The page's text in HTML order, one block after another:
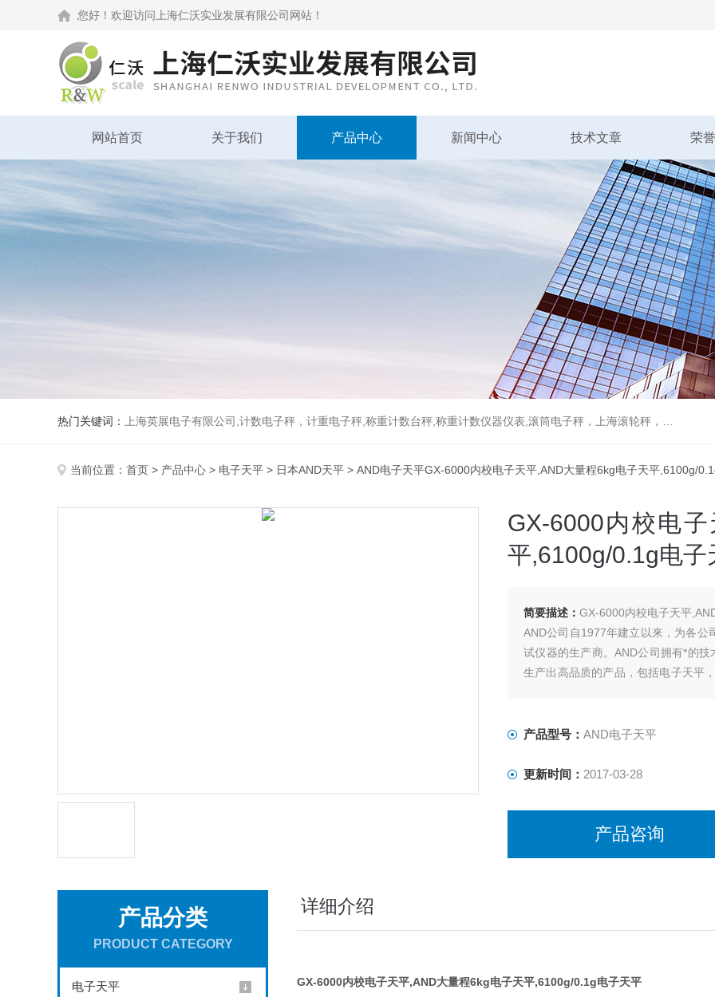
您好！欢迎访问上海仁沃实业发展有限公司网站！
网站首页 关于我们 产品中心 新闻中心 技术文章 荣
热门关键词： 上海英展电子有限公司,计数电子秤，计重电子秤,称重计数台秤,称重计数仪器仪表,滚筒电子秤，上海滚轮秤，无线打印吊秤
当前位置： 首页 > 产品中心 > 电子天平 > 日本AND天平 > AND电子天平GX-6000内校电子天平,AND大量程6kg电子天平,6100g/
GX-6000内校电
平,6100g/0.1g电子
简要描述： GX-6000内校电子天平
AND公司自1977年建立以来，为各公
试仪器的生产商。AND公司拥有*的
生产出高品质的产品，包括电子天平
产品型号： AND电子天平
更新时间： 2017-03-28
产品咨询
产品分类
PRODUCT CATEGORY
电子天平
详细介绍
GX-6000内校电子天平,AND大量程6kg电子天平,6100g/0.1g电子天平